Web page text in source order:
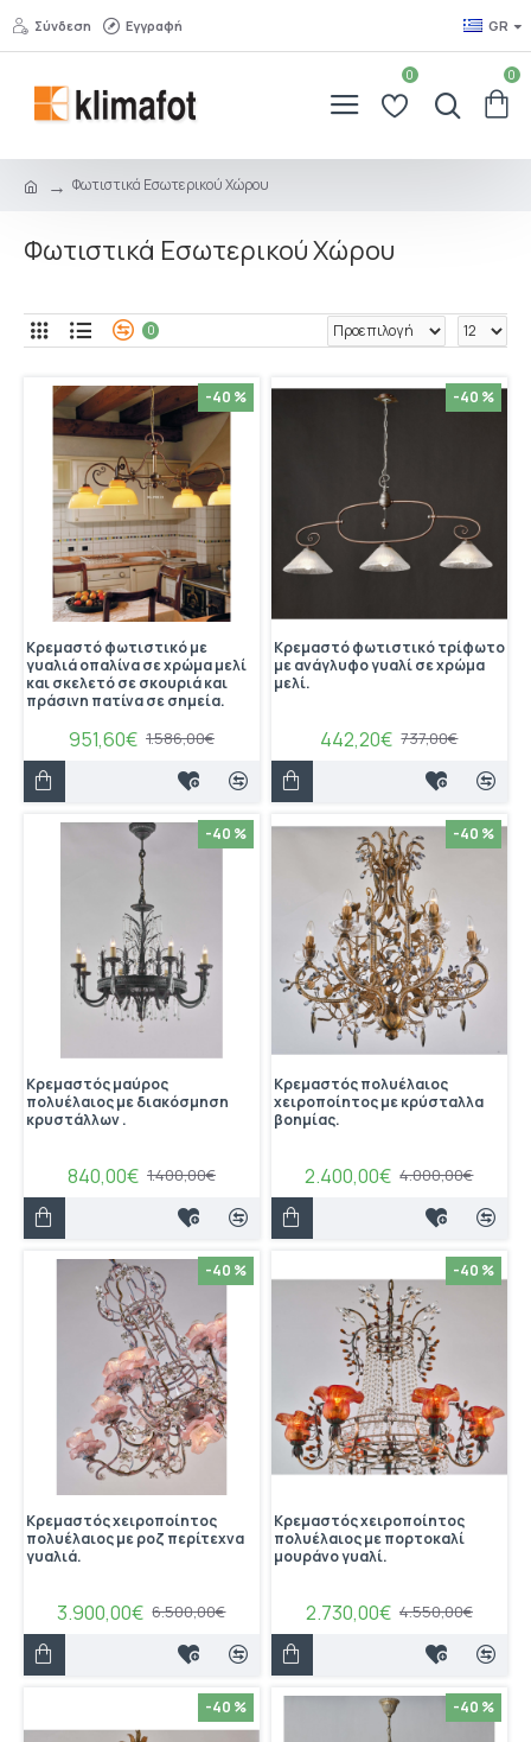
Σύνδεση Εγγραφή GR
0 0
Φωτιστικά Εσωτερικού Χώρου
Φωτιστικά Εσωτερικού Χώρου
0
-40 %
Κρεμαστό φωτιστικό με
γυαλιά οπαλίνα σε χρώμα μελί
και σκελετό σε σκουριά και
πράσινη πατίνα σε σημεία.
951,60€ 1.586,00€
-40 %
Κρεμαστό φωτιστικό τρίφωτο
με ανάγλυφο γυαλί σε χρώμα
μελί.
442,20€ 737,00€
-40 %
Κρεμαστός μαύρος
πολυέλαιος με διακόσμηση
κρυστάλλων .
840,00€ 1.400,00€
-40 %
Κρεμαστός πολυέλαιος
χειροποίητος με κρύσταλλα
βοημίας.
2.400,00€ 4.000,00€
-40 %
Κρεμαστός χειροποίητος
πολυέλαιος με ροζ περίτεχνα
γυαλιά.
3.900,00€ 6.500,00€
-40 %
Κρεμαστός χειροποίητος
πολυέλαιος με πορτοκαλί
μουράνο γυαλί.
2.730,00€ 4.550,00€
-40 % -40 %